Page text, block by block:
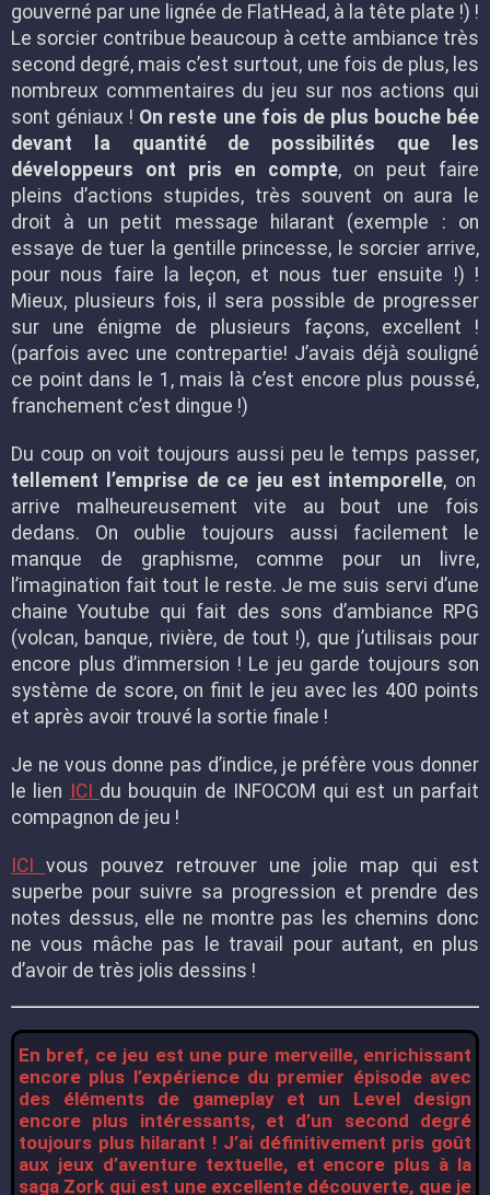
gouverné par une lignée de FlatHead, à la tête plate !) !
Le sorcier contribue beaucoup à cette ambiance très
second degré, mais c’est surtout, une fois de plus, les
nombreux commentaires du jeu sur nos actions qui
sont géniaux ! On reste une fois de plus bouche bée
devant la quantité de possibilités que les
développeurs ont pris en compte, on peut faire
pleins d’actions stupides, très souvent on aura le
droit à un petit message hilarant (exemple : on
essaye de tuer la gentille princesse, le sorcier arrive,
pour nous faire la leçon, et nous tuer ensuite !) !
Mieux, plusieurs fois, il sera possible de progresser
sur une énigme de plusieurs façons, excellent !
(parfois avec une contrepartie! J’avais déjà souligné
ce point dans le 1, mais là c’est encore plus poussé,
franchement c’est dingue !)
Du coup on voit toujours aussi peu le temps passer,
tellement l’emprise de ce jeu est intemporelle, on
arrive malheureusement vite au bout une fois
dedans. On oublie toujours aussi facilement le
manque de graphisme, comme pour un livre,
l’imagination fait tout le reste. Je me suis servi d’une
chaine Youtube qui fait des sons d’ambiance RPG
(volcan, banque, rivière, de tout !), que j’utilisais pour
encore plus d’immersion ! Le jeu garde toujours son
système de score, on finit le jeu avec les 400 points
et après avoir trouvé la sortie finale !
Je ne vous donne pas d’indice, je préfère vous donner
le lien
ICI du bouquin de INFOCOM qui est un parfait
compagnon de jeu !
ICI vous pouvez retrouver une jolie map qui est
superbe pour suivre sa progression et prendre des
notes dessus, elle ne montre pas les chemins donc
ne vous mâche pas le travail pour autant, en plus
d’avoir de très jolis dessins !
En bref, ce jeu est une pure merveille, enrichissant
encore plus l’expérience du premier épisode avec
des éléments de gameplay et un Level design
encore plus intéressants, et d’un second degré
toujours plus hilarant ! J’ai définitivement pris goût
aux jeux d’aventure textuelle, et encore plus à la
saga Zork qui est une excellente découverte, que je